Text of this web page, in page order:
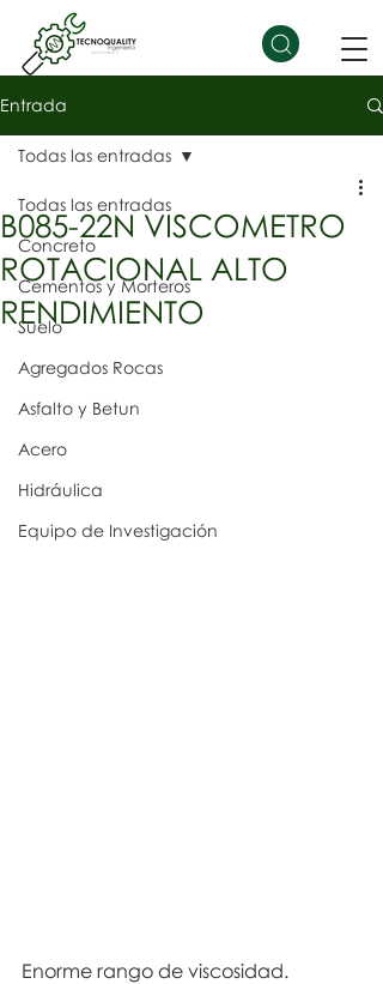
Entrada
Todas las entradas
Concreto
Cementos y Morteros
Suelo
Agregados Rocas
Asfalto y Betun
Acero
Hidráulica
Equipo de Investigación
Todas las entradas
B085-22N VISCOMETRO
ROTACIONAL ALTO
RENDIMIENTO
Enorme rango de viscosidad.